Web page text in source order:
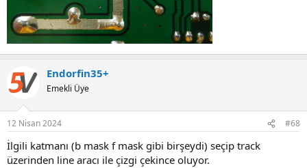
Endorfin35+
Emekli Üye
12 Nisan 2024 #68
İlgili katmanı (b mask f mask gibi birşeydi) seçip track
üzerinden line aracı ile çizgi çekince oluyor.